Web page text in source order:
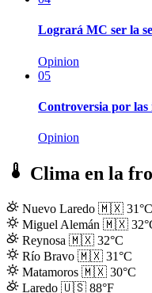
Logrará MC ser la
Opinion
05
Controversia por
Opinion
Clima en la
Nuevo Laredo 🇲🇽 31°C
Miguel Alemán 🇲🇽
Reynosa 🇲🇽 32°C
Río Bravo 🇲🇽 31°C
Matamoros 🇲🇽 30°C
Laredo 🇺🇸 88°F